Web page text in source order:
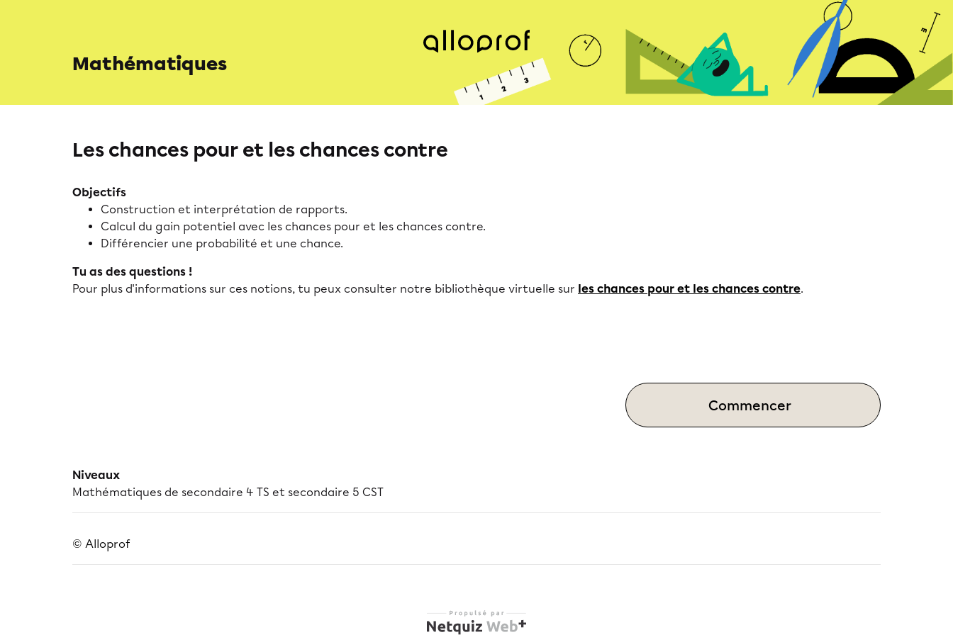
Mathématiques
Les chances pour et les chances contre
Objectifs
Construction et interprétation de rapports.
Calcul du gain potentiel avec les chances pour et les chances contre.
Différencier une probabilité et une chance.
Tu as des questions !
Pour plus d'informations sur ces notions, tu peux consulter notre bibliothèque virtuelle sur les chances pour et les chances contre.
Commencer
Niveaux
Mathématiques de secondaire 4 TS et secondaire 5 CST
© Alloprof